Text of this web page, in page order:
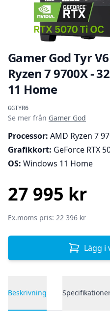
Gamer God Tyr V6
Ryzen 7 9700X -
11 Home
GGTYR6
Produktinformation
Se mer från Gamer God
Processor: AMD Ryzen 7
Grafikkort: GeForce RTX
OS: Windows 11 Home
27 995 kr
Ex.moms pris: 22 396 kr
Lägg i
Beskrivning